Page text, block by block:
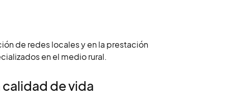
de redes locales y en la prestación
en el medio rural.
de vida